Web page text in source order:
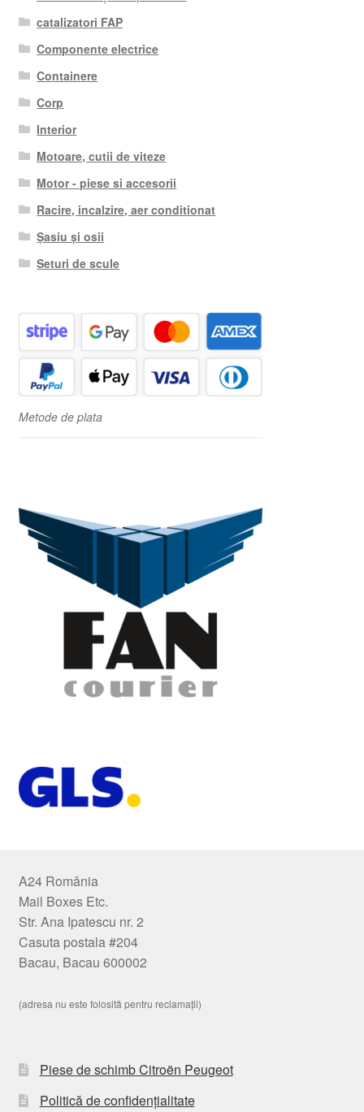
catalizatori FAP
Componente electrice
Containere
Corp
Interior
Motoare, cutii de viteze
Motor - piese si accesorii
Racire, incalzire, aer conditionat
Șasiu și osii
Seturi de scule
Metode de plata
A24 România
Mail Boxes Etc.
Str. Ana Ipatescu nr. 2
Casuta postala #204
Bacau, Bacau 600002
(adresa nu este folosită pentru reclamații)
Piese de schimb Citroën Peugeot
Politică de confidențialitate